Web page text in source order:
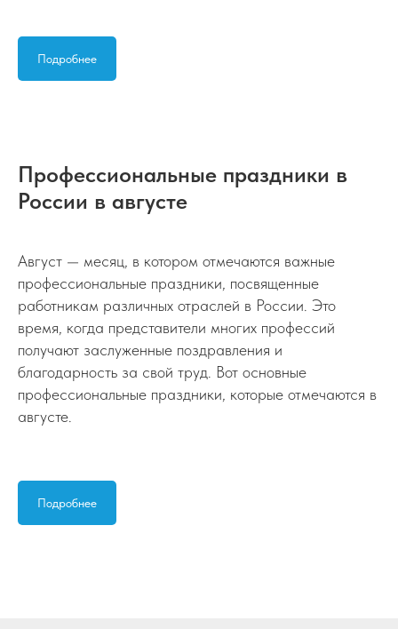
Подробнее
Профессиональные праздники в
России в августе
Август — месяц, в котором отмечаются важные
профессиональные праздники, посвященные
работникам различных отраслей в России. Это
время, когда представители многих профессий
получают заслуженные поздравления и
благодарность за свой труд. Вот основные
профессиональные праздники, которые отмечаются в
августе.
Подробнее